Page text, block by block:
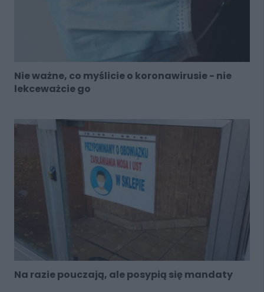
Nie ważne, co myślicie o koronawirusie - nie
lekceważcie go
Na razie pouczają, ale posypią się mandaty